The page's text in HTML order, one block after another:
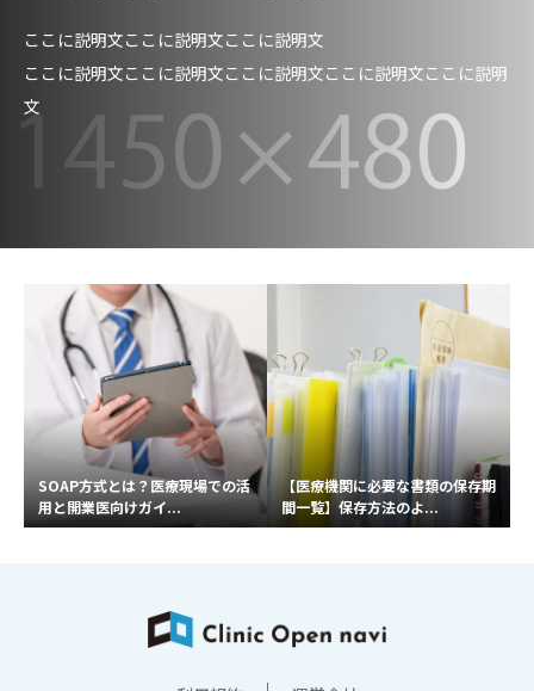
ここに説明文ここに説明文ここに説明文
ここに説明文ここに説明文ここに説明文ここに説明文ここに説明
文
SOAP方式とは？医療現場での活
用と開業医向けガイ...
【医療機関に必要な書類の保存期
間一覧】保存方法のよ...